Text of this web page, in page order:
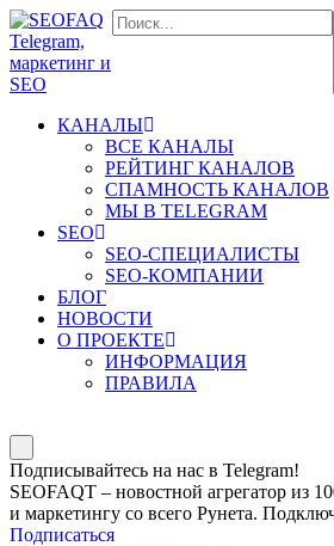
КАНАЛЫ
ВСЕ КАНАЛЫ
РЕЙТИНГ КАНАЛОВ
СПАМНОСТЬ КАНАЛОВ
МЫ В TELEGRAM
SEO
SEO-СПЕЦИАЛИСТЫ
SEO-КОМПАНИИ
БЛОГ
НОВОСТИ
О ПРОЕКТЕ
ИНФОРМАЦИЯ
ПРАВИЛА
Подписывайтесь на нас в Telegram!
SEOFAQT – новостной агрегатор из
и маркетингу со всего Рунета.
Подписаться